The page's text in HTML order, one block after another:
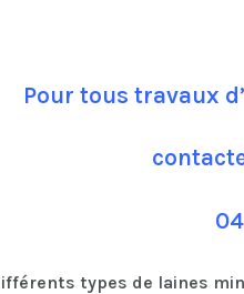
Pour tous travaux
types de laines